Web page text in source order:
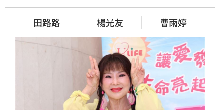
田路路 楊光友 曹雨婷